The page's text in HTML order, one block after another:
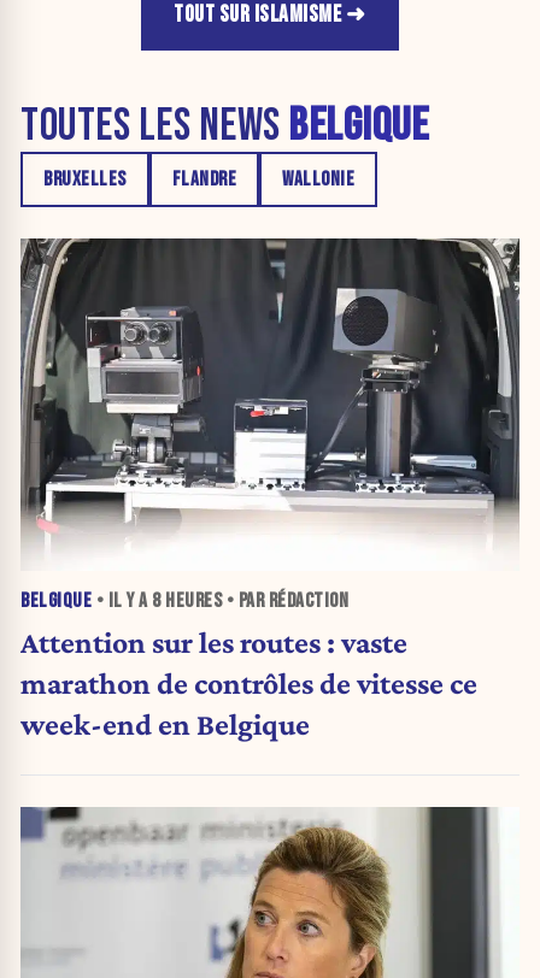
TOUT SUR ISLAMISME
TOUTES LES NEWS BELGIQUE
BRUXELLES FLANDRE WALLONIE
BELGIQUE • IL Y A 8 HEURES• PAR RÉDACTION
Attention sur les routes : vaste
marathon de contrôles de vitesse ce
week-end en Belgique